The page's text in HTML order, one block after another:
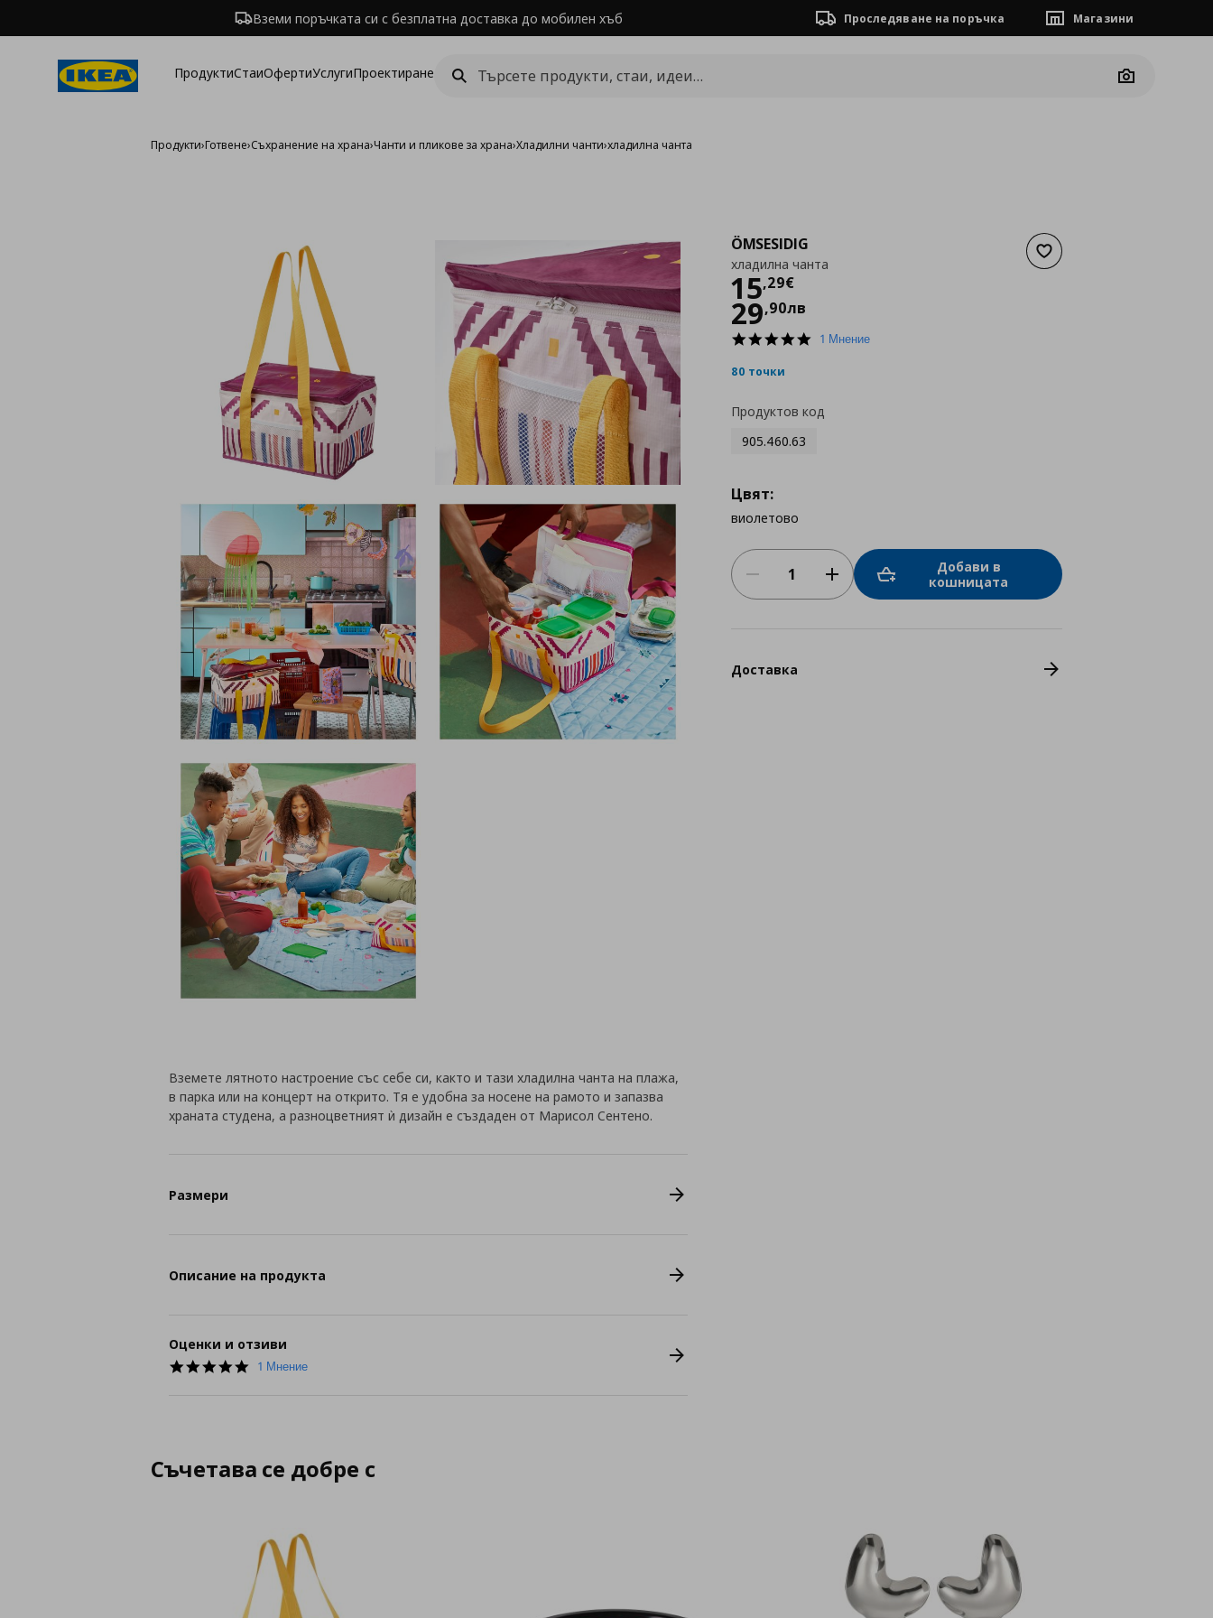
Вземи поръчката си с безплатна доставка до мобилен хъб Проследяване на поръчка Магазини
ПродуктиСтаиОфертиУслугиПроектиране
Camera
Продукти›Готвене›Съхранение на храна›Чанти и пликове за храна›Хладилни чанти›хладилна чанта
Добави към списъка с
ÖMSESIDIG
хладилна чанта
15,29€
Цена
29,90лв
5.01 Мнение
80 точки
Продуктов код
905.460.63
Цвят:
виолетово
Добави в
кошницата
Доставка
Вземете лятното настроение със себе си, както и тази хладилна чанта на плажа,
в парка или на концерт на открито. Тя е удобна за носене на рамото и запазва
храната студена, а разноцветният ѝ дизайн е създаден от Марисол Сентено.
Размери
Описание на продукта
Оценки и отзиви
5.0
1 Мнение
Съчетава се добре с